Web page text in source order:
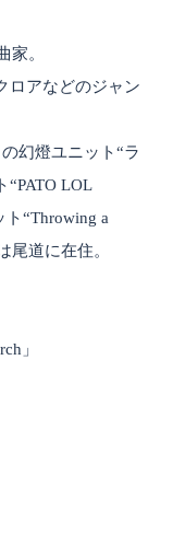
家。
ロアなどのジャン
幻燈ユニット“ラ
“PATO LOL
“Throwing a
尾道に在住。
」